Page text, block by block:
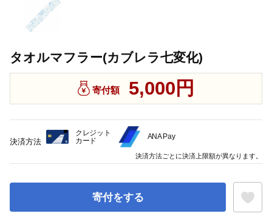
タオルマフラー(カブレラ七変化)
寄付額 5,000円
寄付をする
決済方法
クレジット
カード
ANA Pay
決済方法ごとに決済上限額が異なります。